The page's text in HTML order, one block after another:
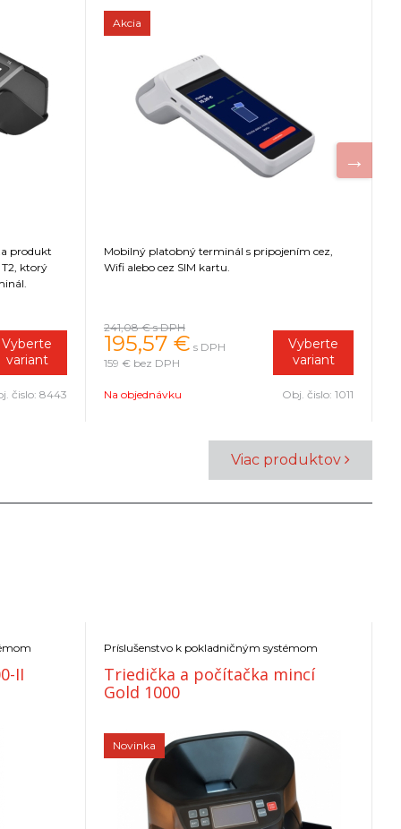
produkt
T2, ktorý
Vyberte
variant
čislo: 8443
Akcia
Mobilný platobný terminál s pripojením cez,
Wifi alebo cez SIM kartu.
241,08 €s DPH
195,57 € s DPH
159 € bez DPH
Vyberte
variant
Na objednávku Obj. čislo: 1011
Viac produktov
II
Príslušenstvo k pokladničným systémom
Triedička a počítačka mincí
Gold 1000
Novinka